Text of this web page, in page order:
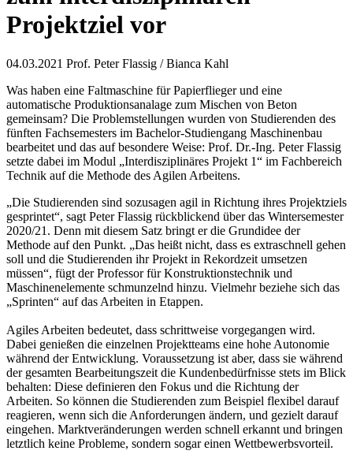
Projektziel vor
04.03.2021 Prof. Peter Flassig / Bianca Kahl
Was haben eine Faltmaschine für Papierflieger und eine
automatische Produktionsanalage zum Mischen von Beton
gemeinsam? Die Problemstellungen wurden von Studierenden des
fünften Fachsemesters im Bachelor-Studiengang Maschinenbau
bearbeitet und das auf besondere Weise: Prof. Dr.-Ing. Peter Flassig
setzte dabei im Modul „Interdisziplinäres Projekt 1“ im Fachbereich
Technik auf die Methode des Agilen Arbeitens.
„Die Studierenden sind sozusagen agil in Richtung ihres Projektziels
gesprintet“, sagt Peter Flassig rückblickend über das Wintersemester
2020/21. Denn mit diesem Satz bringt er die Grundidee der
Methode auf den Punkt. „Das heißt nicht, dass es extraschnell gehen
soll und die Studierenden ihr Projekt in Rekordzeit umsetzen
müssen“, fügt der Professor für Konstruktionstechnik und
Maschinenelemente schmunzelnd hinzu. Vielmehr beziehe sich das
„Sprinten“ auf das Arbeiten in Etappen.
Agiles Arbeiten bedeutet, dass schrittweise vorgegangen wird.
Dabei genießen die einzelnen Projektteams eine hohe Autonomie
während der Entwicklung. Voraussetzung ist aber, dass sie während
der gesamten Bearbeitungszeit die Kundenbedürfnisse stets im Blick
behalten: Diese definieren den Fokus und die Richtung der
Arbeiten. So können die Studierenden zum Beispiel flexibel darauf
reagieren, wenn sich die Anforderungen ändern, und gezielt darauf
eingehen. Marktveränderungen werden schnell erkannt und bringen
letztlich keine Probleme, sondern sogar einen Wettbewerbsvorteil.